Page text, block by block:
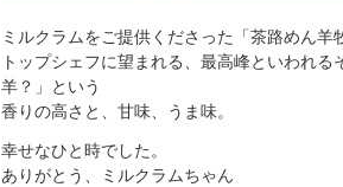
ミルクラムをご提供くださった「茶路めん羊
トップシェフに望まれる、最高峰といわれ
羊？」という
香りの高さと、甘味、うま味。
幸せなひと時でした。
ありがとう、ミルクラムちゃん